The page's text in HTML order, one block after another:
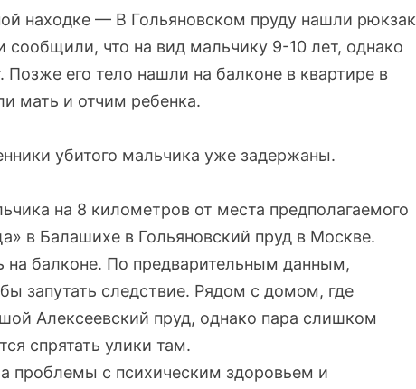
находке — В Гольяновском пруду нашли рюкзак
сообщили, что на вид мальчику 9-10 лет, однако
его тело нашли на балконе в квартире в
мать и отчим ребенка.
убитого мальчика уже задержаны.
на 8 километров от места предполагаемого
в Балашихе в Гольяновский пруд в Москве.
на балконе. По предварительным данным,
запутать следствие. Рядом с домом, где
Алексеевский пруд, однако пара слишком
спрятать улики там.
проблемы с психическим здоровьем и